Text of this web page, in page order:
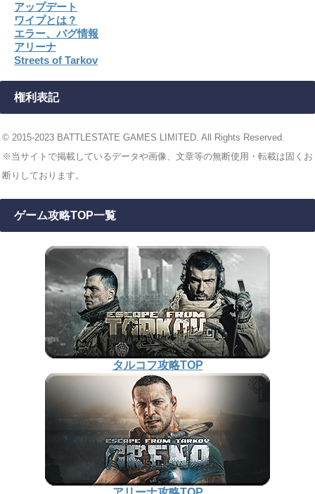
アップデート
ワイプとは？
エラー、バグ情報
アリーナ
Streets of Tarkov
権利表記
© 2015-2023 BATTLESTATE GAMES LIMITED. All Rights Reserved.
※当サイトで掲載しているデータや画像、文章等の無断使用・転載は固くお
断りしております。
ゲーム攻略TOP一覧
タルコフ攻略TOP